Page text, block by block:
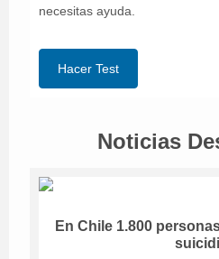
necesitas ayuda.
Hacer Test
Noticias
En Chile 1.800